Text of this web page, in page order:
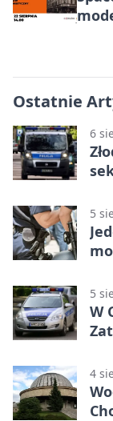
Ostatnie
6
5
5
W
4